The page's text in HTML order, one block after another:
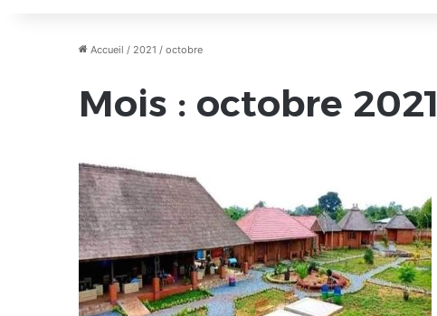
Accueil / 2021 / octobre
Mois : octobre 2021